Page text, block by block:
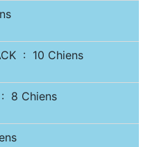
: 10 Chiens
: 8 Chiens